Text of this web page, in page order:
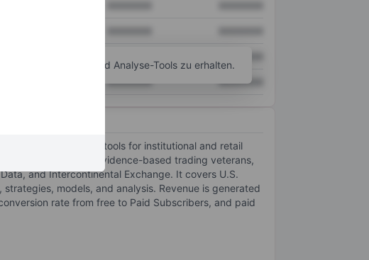
XXXXXXX XXXXXXX
mehr Diagramm- und Analyse-Tools zu erhalten.
analytics, data, and tools for institutional and retail
the expertise of evidence-based trading veterans,
and Intercontinental Exchange. It covers U.S.
models, and analysis. Revenue is generated
rate from free to Paid Subscribers, and paid